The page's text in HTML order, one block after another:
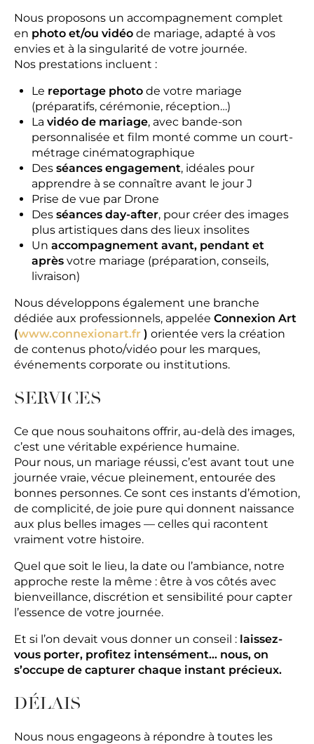
Nous proposons un accompagnement complet
en photo et/ou vidéo de mariage, adapté à vos
envies et à la singularité de votre journée.
Nos prestations incluent :
Le reportage photo de votre mariage
(préparatifs, cérémonie, réception…)
La vidéo de mariage, avec bande-son
personnalisée et film monté comme un court-
métrage cinématographique
Des séances engagement, idéales pour
apprendre à se connaître avant le jour J
Prise de vue par Drone
Des séances day-after, pour créer des images
plus artistiques dans des lieux insolites
Un accompagnement avant, pendant et
après votre mariage (préparation, conseils,
livraison)
Nous développons également une branche
dédiée aux professionnels, appelée Connexion Art
(www.connexionart.fr ) orientée vers la création
de contenus photo/vidéo pour les marques,
événements corporate ou institutions.
SERVICES
Ce que nous souhaitons offrir, au-delà des images,
c’est une véritable expérience humaine.
Pour nous, un mariage réussi, c’est avant tout une
journée vraie, vécue pleinement, entourée des
bonnes personnes. Ce sont ces instants d’émotion,
de complicité, de joie pure qui donnent naissance
aux plus belles images — celles qui racontent
vraiment votre histoire.
Quel que soit le lieu, la date ou l’ambiance, notre
approche reste la même : être à vos côtés avec
bienveillance, discrétion et sensibilité pour capter
l’essence de votre journée.
Et si l’on devait vous donner un conseil : laissez-
vous porter, profitez intensément… nous, on
s’occupe de capturer chaque instant précieux.
DÉLAIS
Nous nous engageons à répondre à toutes les